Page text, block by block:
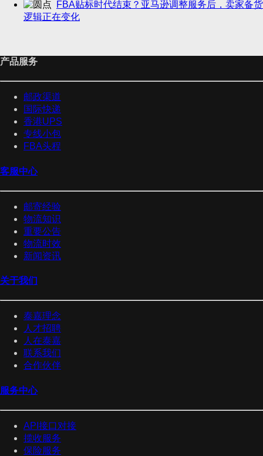
FBA贴标时代结束？亚马逊调整服务后，卖家备货
逻辑正在变化
产品服务
邮政渠道
国际快递
香港UPS
专线小包
FBA头程
客服中心
邮寄经验
物流知识
重要公告
物流时效
新闻资讯
关于我们
泰嘉理念
人才招聘
人在泰嘉
联系我们
合作伙伴
服务中心
API接口对接
揽收服务
保险服务